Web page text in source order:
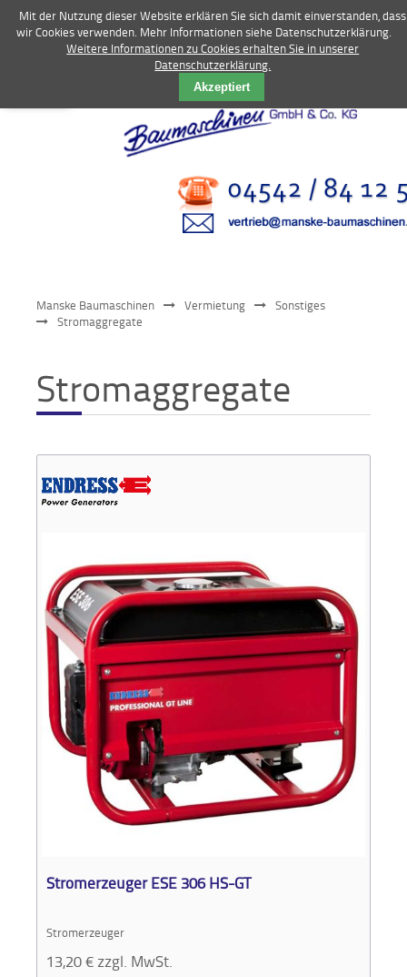
Bagger
Kommunaltechnik
Sonstiges
Bagger
Fahrzeuge
Stromerzeuger
Vibrationstechnik
Kommunaltechnik
Anbaugeräte
Sonstiges
Sonderaktionen
Angebote
Manske Baumaschinen Vermietung
Sonstiges
Stromaggregate
Stromaggregate
Stromerzeuger ESE 306 HS-GT
Stromerzeuger
13,20€ zzgl. MwSt.
Mit der Nutzung dieser Website erklären Sie sich damit einverstanden, dass
wir Cookies verwenden. Mehr Informationen siehe Datenschutzerklärung.
Weitere Informationen zu Cookies erhalten Sie in unserer
Datenschutzerklärung.
Akzeptiert